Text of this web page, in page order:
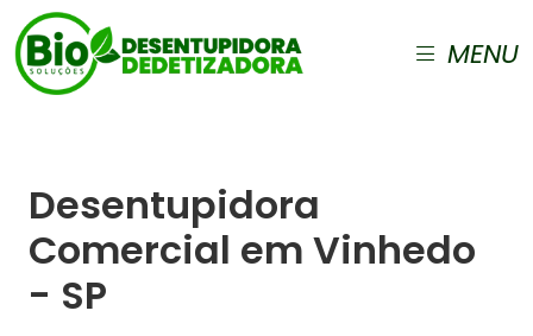
MENU
Desentupidora
Comercial em Vinhedo
- SP